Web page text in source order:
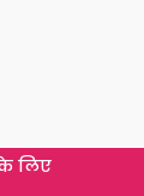
लिए